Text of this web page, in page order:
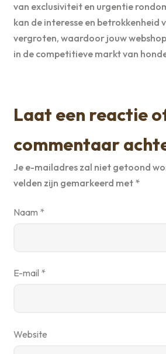
van exclusiviteit en urgentie
kan de interesse en betrokkenheid
vergroten, waardoor jouw
in de competitieve markt van
Laat een reactie
commentaar
Je e-mailadres zal niet getoond
velden zijn gemarkeerd met *
Naam *
E-mail *
Website